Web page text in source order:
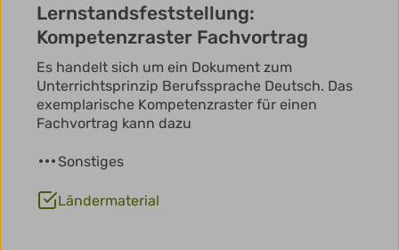
Lernstandsfeststellung:
Kompetenzraster Fachvortrag
Es handelt sich um ein Dokument zum
Unterrichtsprinzip Berufssprache Deutsch. Das
exemplarische Kompetenzraster für einen
Fachvortrag kann dazu
Sonstiges
Ländermaterial